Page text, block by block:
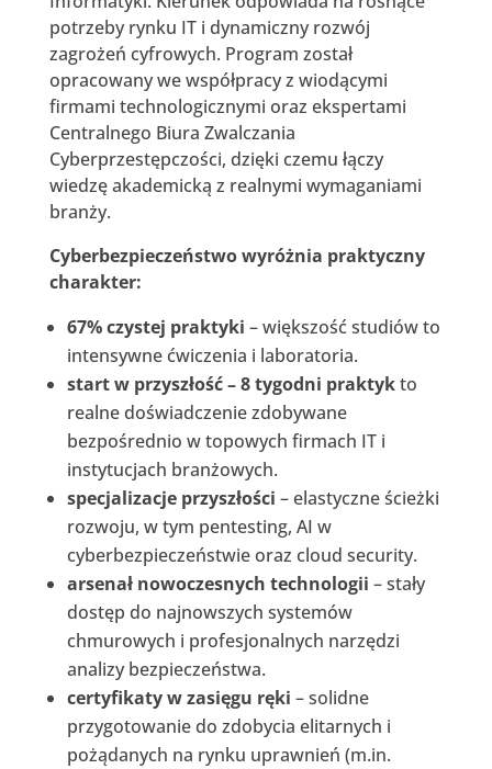
potrzeby rynku IT i dynamiczny rozwój
zagrożeń cyfrowych. Program został
opracowany we współpracy z wiodącymi
firmami technologicznymi oraz ekspertami
Centralnego Biura Zwalczania
Cyberprzestępczości, dzięki czemu łączy
wiedzę akademicką z realnymi wymaganiami
branży.
Cyberbezpieczeństwo wyróżnia praktyczny
charakter:
67% czystej praktyki – większość studiów to
intensywne ćwiczenia i laboratoria.
start w przyszłość – 8 tygodni praktykto
realne doświadczenie zdobywane
bezpośrednio w topowych firmach IT i
instytucjach branżowych.
specjalizacje przyszłości – elastyczne ścieżki
rozwoju, w tym pentesting, AI w
cyberbezpieczeństwie oraz cloud security.
arsenał nowoczesnych technologii – stały
dostęp do najnowszych systemów
chmurowych i profesjonalnych narzędzi
analizy bezpieczeństwa.
certyfikaty w zasięgu ręki – solidne
przygotowanie do zdobycia elitarnych i
pożądanych na rynku uprawnień (m.in.